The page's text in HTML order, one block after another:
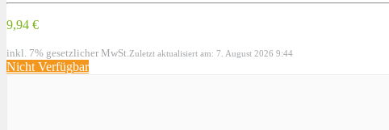
9,94 €
inkl. 7% gesetzlicher MwSt. Zuletzt aktualisiert am: 7. August 2026 9:44
Nicht Verfügbar